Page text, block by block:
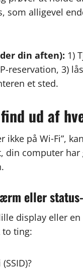
som alligevel
din aften): 1)
reservation, 3)
et sted.
ud af
på Wi‑Fi”,
computer
eller
display eller
to ting: